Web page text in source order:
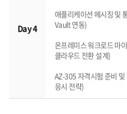
Day 4
애플리케이션 메시징 및
Vault 연동)
온프레미스 워크로드 마
클라우드 전환 설계)
AZ-305 자격시험 준비
응시 전략)